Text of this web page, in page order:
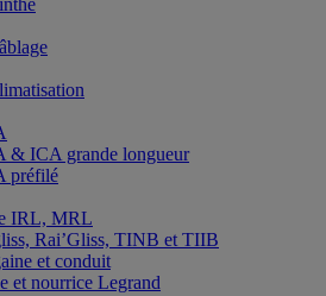
& ICA grande longueur
préfilé
IRL, MRL
Rai’Gliss, TINB et TIIB
et conduit
et nourrice Legrand